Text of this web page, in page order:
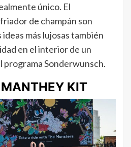
único. El
de champán son
más lujosas también
en el interior de un
Sonderwunsch.
KIT